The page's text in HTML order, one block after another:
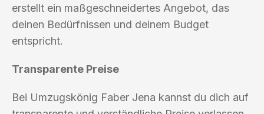
erstellt ein maßgeschneidertes Angebot, das
deinen Bedürfnissen und deinem Budget
entspricht.
Transparente Preise
Bei Umzugskönig Faber Jena kannst du dich auf